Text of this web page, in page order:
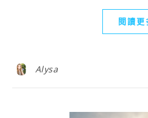
閱讀更
Alysa